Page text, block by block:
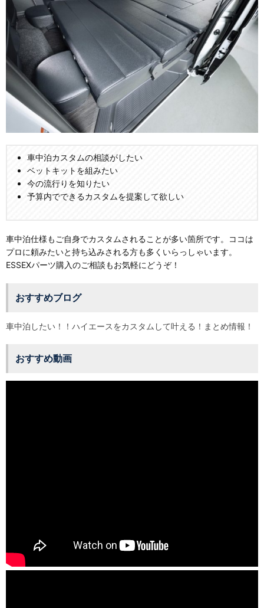
車中泊カスタムの相談がしたい
ベットキットを組みたい
今の流行りを知りたい
予算内でできるカスタムを提案して欲しい
車中泊仕様もご自身でカスタムされることが多い箇所です。ココは
プロに頼みたいと持ち込みされる方も多くいらっしゃいます。
ESSEXパーツ購入のご相談もお気軽にどうぞ！
おすすめブログ
車中泊したい！！ハイエースをカスタムして叶える！まとめ情報！
おすすめ動画